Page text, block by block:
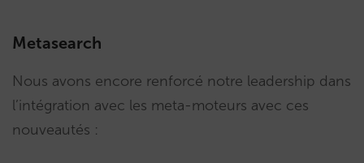
Metasearch
Nous avons encore renforcé notre leadership dans
l’intégration avec les meta-moteurs avec ces
nouveautés :